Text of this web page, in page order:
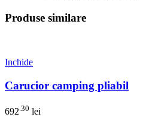
Produse similare
Inchide
Carucior camping pliabil
692 .30 lei